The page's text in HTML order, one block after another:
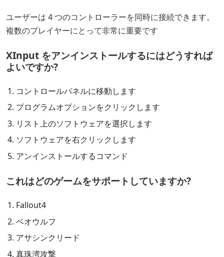
ユーザーは 4 つのコントローラーを同時に接続できます。
複数のプレイヤーにとって非常に重要です
XInput をアンインストールするにはどうすれば
よいですか?
コントロールパネルに移動します
プログラムオプションをクリックします
リスト上のソフトウェアを選択します
ソフトウェアを右クリックします
アンインストールするコマンド
これはどのゲームをサポートしていますか?
Fallout4
ベオウルフ
アサシンクリード
真珠湾攻撃